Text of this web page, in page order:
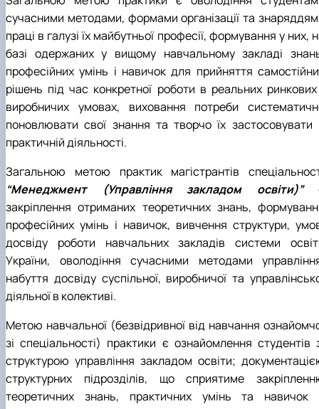
сучасними методами, формами організації та
праці в галузі їх майбутньої професії, формування у них,
базі одержаних у вищому навчальному закладі
професійних умінь і навичок для прийняття
рішень під час конкретної роботи в реальних ринкових
виробничих умовах, виховання потреби
поновлювати свої знання та творчо їх застосовувати
практичній діяльності.
Загальною метою практик магістрантів
“Менеджмент (Управління закладом освіти)”
закріплення отриманих теоретичних знань,
професійних умінь і навичок, вивчення структури,
досвіду роботи навчальних закладів системи
України, оволодіння сучасними методами
набуття досвіду суспільної, виробничої та
діяльної в колективі.
Метою навчальної (безвідривної від навчання
зі спеціальності) практики є ознайомлення студентів
структурою управління закладом освіти;
структурних підрозділів, що сприятиме
теоретичних знань, практичних умінь та навичок